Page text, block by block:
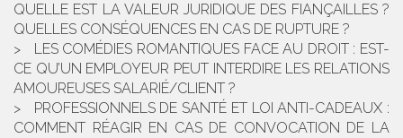
QUELLE EST LA VALEUR JURIDIQUE DES FIANÇAILLES ?
QUELLES CONSÉQUENCES EN CAS DE RUPTURE ?
LES COMÉDIES ROMANTIQUES FACE AU DROIT : EST-
CE QU’UN EMPLOYEUR PEUT INTERDIRE LES RELATIONS
AMOUREUSES SALARIÉ/CLIENT ?
PROFESSIONNELS DE SANTÉ ET LOI ANTI-CADEAUX :
COMMENT RÉAGIR EN CAS DE CONVOCATION DE LA